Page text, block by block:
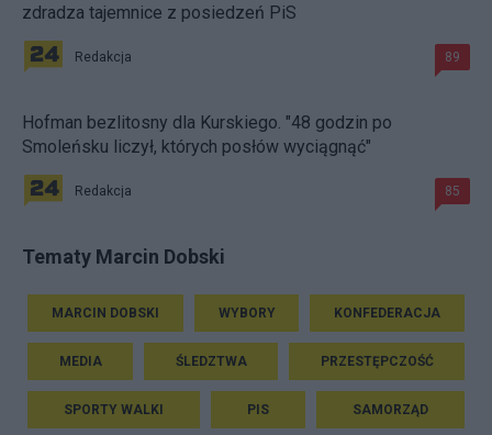
zdradza tajemnice z posiedzeń PiS
Redakcja 89
Hofman bezlitosny dla Kurskiego. "48 godzin po
Smoleńsku liczył, których posłów wyciągnąć"
Redakcja 85
Tematy Marcin Dobski
MARCIN DOBSKI WYBORY KONFEDERACJA
MEDIA ŚLEDZTWA PRZESTĘPCZOŚĆ
SPORTY WALKI PIS SAMORZĄD